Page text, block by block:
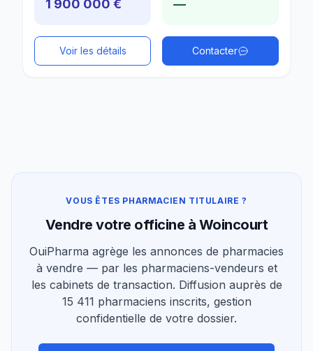
1 900 000 € —
Voir les détails Contacter
VOUS ÊTES PHARMACIEN TITULAIRE ?
Vendre votre officine à Woincourt
OuiPharma agrège les annonces de pharmacies
à vendre — par les pharmaciens-vendeurs et
les cabinets de transaction. Diffusion auprès de
15 411 pharmaciens inscrits, gestion
confidentielle de votre dossier.